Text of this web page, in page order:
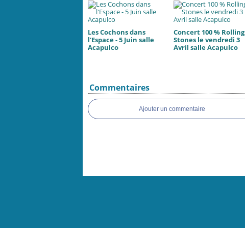
Les Cochons dans
l'Espace - 5 Juin salle
Acapulco
Concert 100 % Rolling
Stones le vendredi 3
Avril salle Acapulco
Commentaires
Ajouter un commentaire